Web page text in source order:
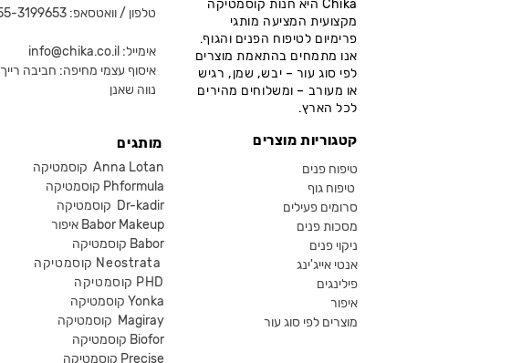
טלפון / וואטסאפ: 055-3199653
אימייל: info@chika.co.il
איסוף עצמי מחיפה: חביבה רייך 53,
נווה שאנן
מותגים
קוסמטיקה Anna Lotan
קוסמטיקה Phformula
קוסמטיקה Dr-kadir
איפור Babor Makeup
קוסמטיקה Babor
קוסמטיקה Neostrata
קוסמטיקה PHD
קוסמטיקה Yonka
Magiray
קוסמטיקה Biofor
קוסמטיקה Precise
Chika היא חנות קוסמטיקה
מקצועית המציעה מותגי
פרימיום לטיפוח הפנים והגוף.
אנו מתמחים בהתאמת מוצרים
לפי סוג עור – יבש, שמן, רגיש
או מעורב – ומשלוחים מהירים
לכל הארץ.
קטגוריות מוצרים
טיפוח פנים
טיפוח גוף
סרומים פעילים
מסכות פנים
ניקוי פנים
אנטי אייג'ינג
פילינגים
איפור
מוצרים לפי סוג עור